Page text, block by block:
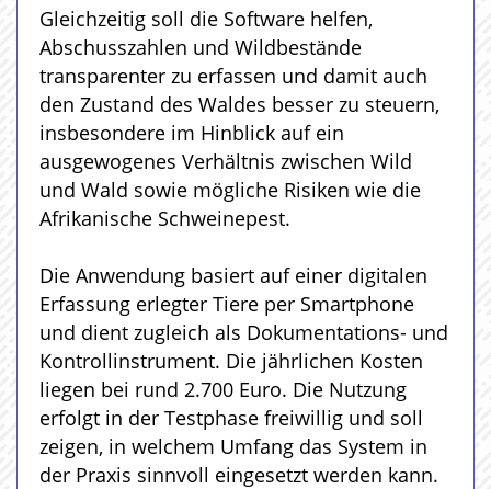
Gleichzeitig soll die Software helfen,
Abschusszahlen und Wildbestände
transparenter zu erfassen und damit auch
den Zustand des Waldes besser zu steuern,
insbesondere im Hinblick auf ein
ausgewogenes Verhältnis zwischen Wild
und Wald sowie mögliche Risiken wie die
Afrikanische Schweinepest.
Die Anwendung basiert auf einer digitalen
Erfassung erlegter Tiere per Smartphone
und dient zugleich als Dokumentations- und
Kontrollinstrument. Die jährlichen Kosten
liegen bei rund 2.700 Euro. Die Nutzung
erfolgt in der Testphase freiwillig und soll
zeigen, in welchem Umfang das System in
der Praxis sinnvoll eingesetzt werden kann.